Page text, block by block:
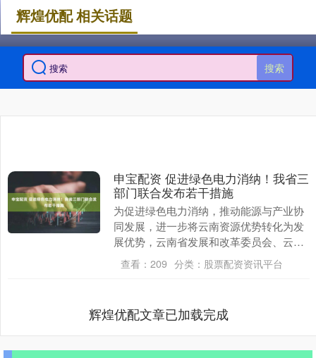
搜索
辉煌优配 相关话题
申宝配资 促进绿色电力消纳！我省三
部门联合发布若干措施
为促进绿色电力消纳，推动能源与产业协
同发展，进一步将云南资源优势转化为发
展优势，云南省发展和改革委员会、云南
省工业和信息化厅、云南省能源局联合发
布《云南省促进绿....
查看： 209 分类： 股票配资资讯平台
辉煌优配文章已加载完成